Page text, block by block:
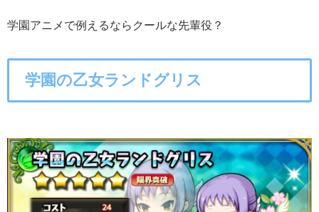
学園アニメで例えるならクールな先輩役？
学園の乙女ランドグリス